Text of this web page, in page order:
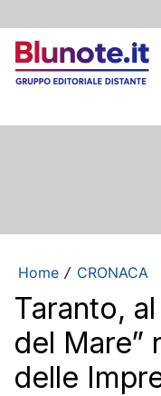
Home / CRONACA
Taranto,
del Mare”
delle